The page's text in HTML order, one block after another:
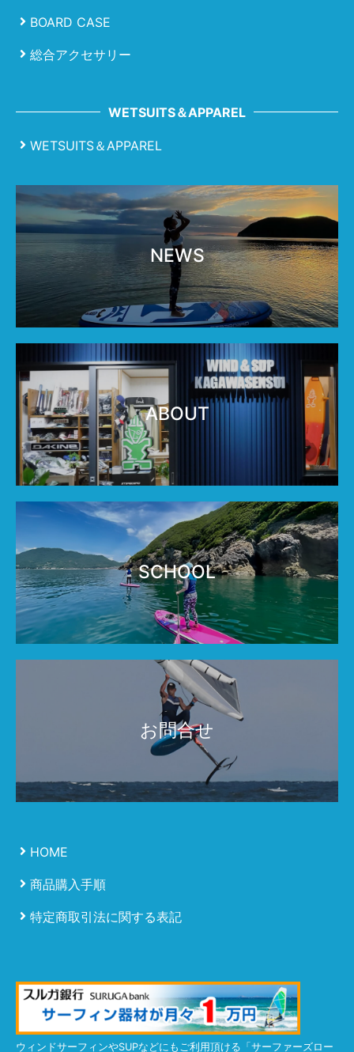
BOARD CASE
総合アクセサリー
WETSUITS＆APPAREL
WETSUITS＆APPAREL
NEWS
ABOUT
SCHOOL
お問合せ
HOME
商品購入手順
特定商取引法に関する表記
ウィンドサーフィンやSUPなどにもご利用頂ける「サーファーズロー